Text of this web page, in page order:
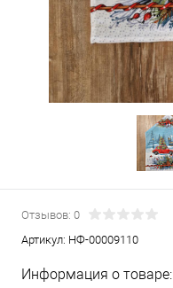
Отзывов: 0
Артикул: НФ-00009110
Информация о товаре: